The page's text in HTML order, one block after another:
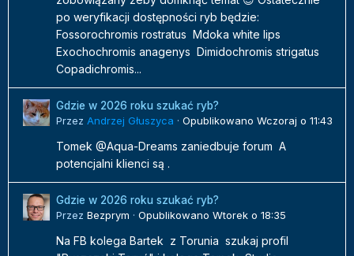
po weryfikacji dostępności ryb będzie:
Fossorochromis rostratus Mdoka white lips
Exochochromis anagenys Dimidochromis strigatus
Copadichromis...
Gdzie w 2026 roku szukać ryb?
Przez Andrzej Głuszyca · Opublikowano Wczoraj o 11:43
Tomek @Aqua-Dreams zaniedbuje forum A
potencjalni klienci są .
Gdzie w 2026 roku szukać ryb?
Przez Bezprym · Opublikowano Wtorek o 18:35
Na FB kolega Bartek z Torunia szukaj profil